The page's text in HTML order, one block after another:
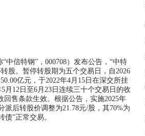
中信特钢”，000708）发布公告，“中特
股。暂停转股期为五个交易日，自2026
亿元，于2022年4月15日在深交所挂
月12日至6月23日连续三十个交易日的收
售条款生效。根据公告，实施2025年
派后转股价调整为21.78元/股，其70%为
”正常交易。